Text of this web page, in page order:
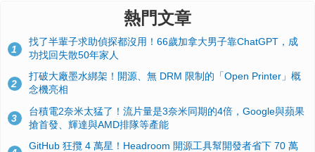
熱門文章
1
找了半輩子求助偵探都沒用！66歲加拿大男子靠ChatGPT，成
功找回失散50年家人
2
打破大廠墨水綁架！開源、無 DRM 限制的「Open Printer」概
念機亮相
3
台積電2奈米太猛了！流片量是3奈米同期的4倍，Google與蘋果
搶首發、輝達與AMD排隊等產能
GitHub 狂攬 4 萬星！Headroom 開源工具幫開發者省下 70 萬